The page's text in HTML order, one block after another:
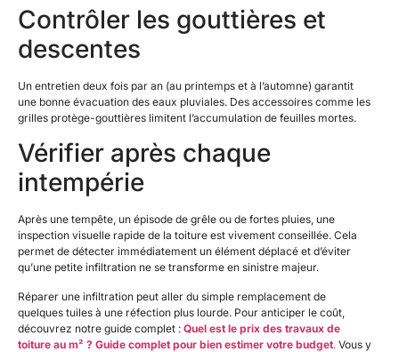
Contrôler les gouttières et
descentes
Un entretien deux fois par an (au printemps et à l’automne) garantit
une bonne évacuation des eaux pluviales. Des accessoires comme les
grilles protège-gouttières limitent l’accumulation de feuilles mortes.
Vérifier après chaque
intempérie
Après une tempête, un épisode de grêle ou de fortes pluies, une
inspection visuelle rapide de la toiture est vivement conseillée. Cela
permet de détecter immédiatement un élément déplacé et d’éviter
qu’une petite infiltration ne se transforme en sinistre majeur.
Réparer une infiltration peut aller du simple remplacement de
quelques tuiles à une réfection plus lourde. Pour anticiper le coût,
découvrez notre guide complet : Quel est le prix des travaux de
toiture au m² ? Guide complet pour bien estimer votre budget. Vous y